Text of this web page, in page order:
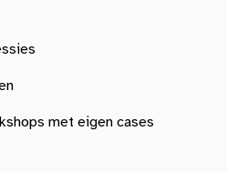
met eigen cases